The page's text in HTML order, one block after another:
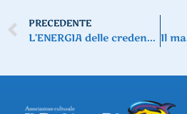
PRECEDENTE
L’ENERGIA delle credenze negative e il POTERE dell’intenzione